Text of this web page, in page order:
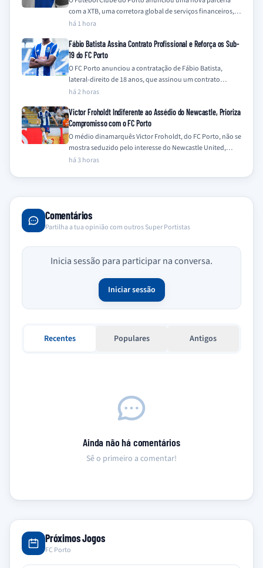
com a XTB, uma corretora global de serviços financeiros,
integrando a empresa na…
há 1 hora
Fábio Batista Assina Contrato Profissional e Reforça os Sub-
19 do FC Porto
O FC Porto anunciou a contratação de Fábio Batista,
lateral-direito de 18 anos, que assinou um contrato
profissional com o clube e…
há 2 horas
Victor Froholdt Indiferente ao Assédio do Newcastle, Prioriza
Compromisso com o FC Porto
O médio dinamarquês Victor Froholdt, do FC Porto, não se
mostra seduzido pelo interesse do Newcastle United,
mantendo-se focado no seu compromisso…
há 3 horas
Comentários
Partilha a tua opinião com outros Super Portistas
Inicia sessão para participar na conversa.
Iniciar sessão
Recentes Populares Antigos
Ainda não há comentários
Sê o primeiro a comentar!
Próximos Jogos
FC Porto